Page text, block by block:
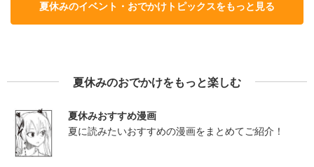
夏休みのイベント・おでかけトピックスをもっと見る
夏休みのおでかけをもっと楽しむ
夏休みおすすめ漫画
夏に読みたいおすすめの漫画をまとめてご紹介！